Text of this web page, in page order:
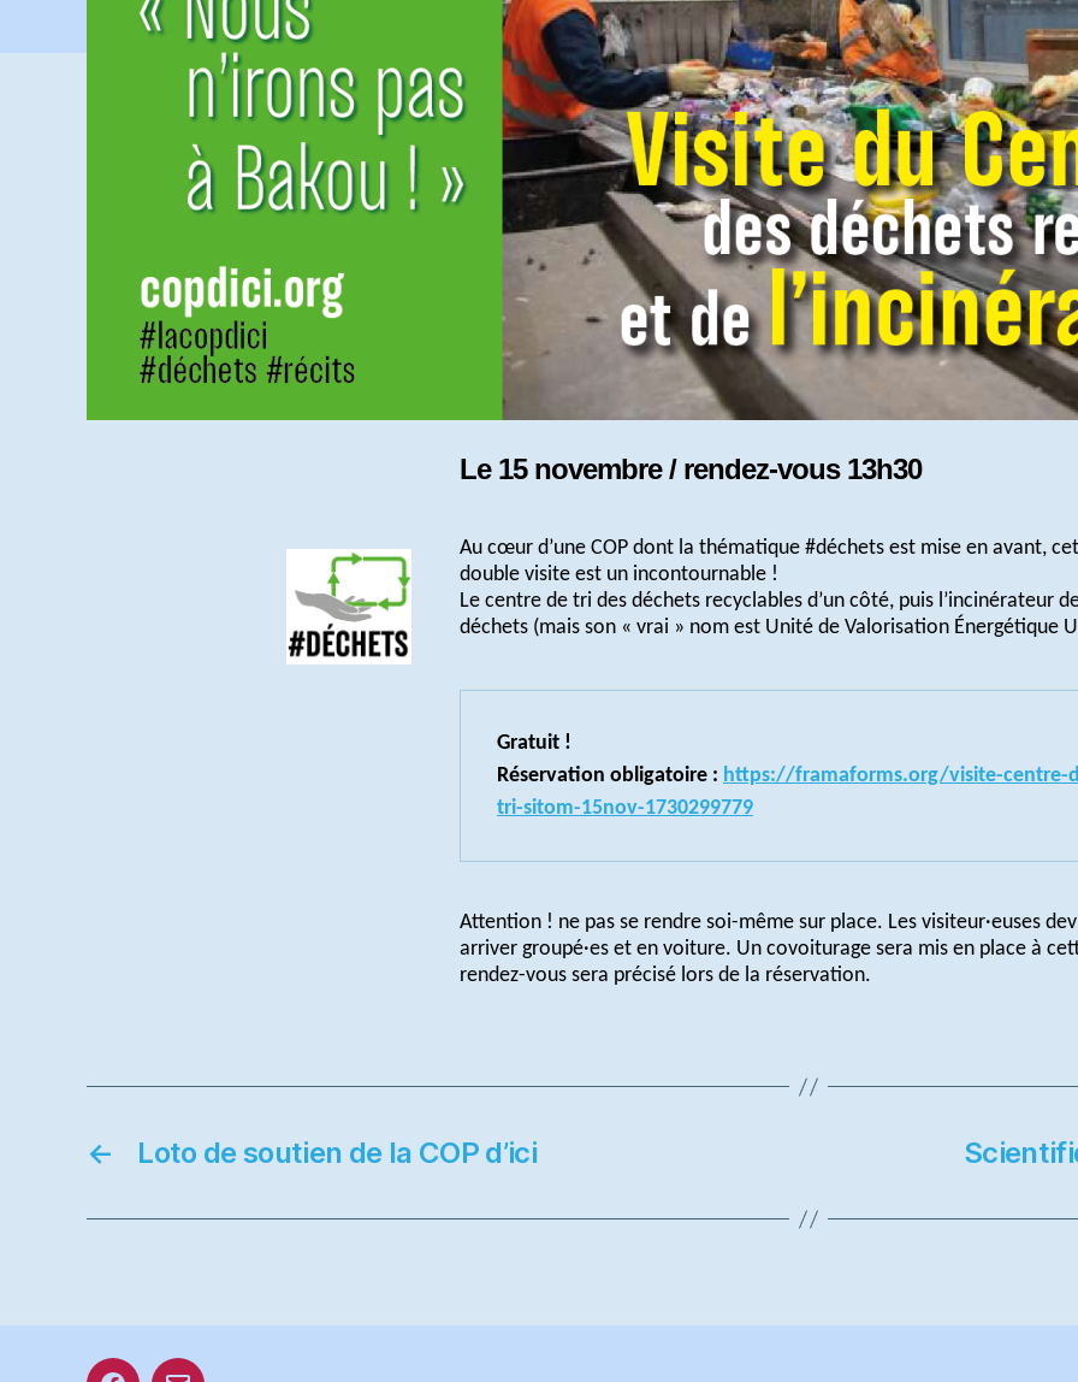
Le 15 novembre / rendez-vous 13h30
Au cœur d’une COP dont la thématique #déchets est mise en avant,
double visite est un incontournable !
Le centre de tri des déchets recyclables d’un côté, puis l’incinérateur
déchets (mais son « vrai » nom est Unité de Valorisation Énergétique
Gratuit !
Réservation obligatoire : https://framaforms.org/visite-centre-
tri-sitom-15nov-1730299779
Attention ! ne pas se rendre soi-même sur place. Les visiteur·euses
arriver groupé·es et en voiture. Un covoiturage sera mis en place à
rendez-vous sera précisé lors de la réservation.
← Loto de soutien de la COP d’ici